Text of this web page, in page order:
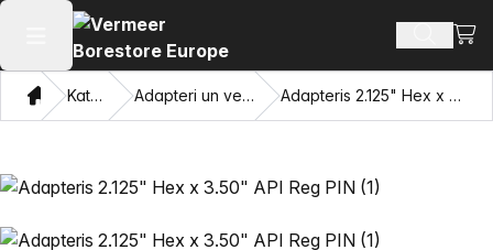
Atvērt galveno izvēlni Meklēt
MājasKatalogu Adapteri un velkamās acis Adapteris 2.125" Hex x 3.50" API Reg PIN